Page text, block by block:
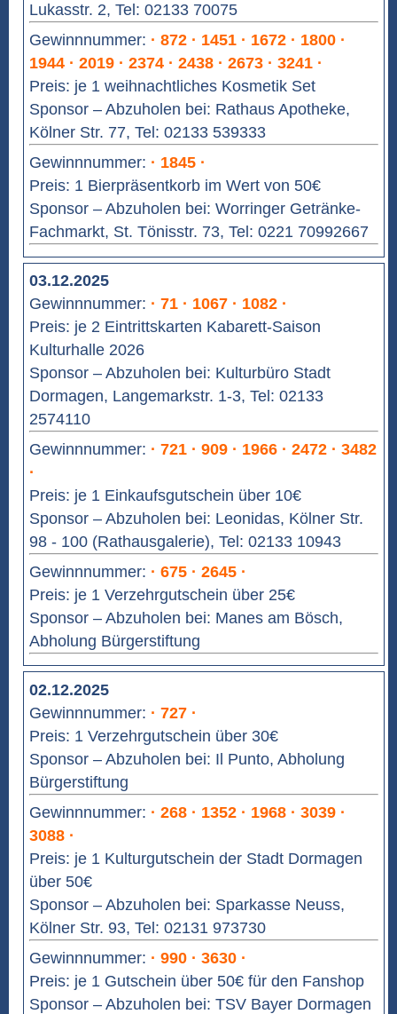
Lukasstr. 2, Tel: 02133 70075
Gewinnnummer: · 872 · 1451 · 1672 · 1800 ·
1944 · 2019 · 2374 · 2438 · 2673 · 3241 ·
Preis: je 1 weihnachtliches Kosmetik Set
Sponsor – Abzuholen bei: Rathaus Apotheke,
Kölner Str. 77, Tel: 02133 539333
Gewinnnummer: · 1845 ·
Preis: 1 Bierpräsentkorb im Wert von 50€
Sponsor – Abzuholen bei: Worringer Getränke-
Fachmarkt, St. Tönisstr. 73, Tel: 0221 70992667
03.12.2025
Gewinnnummer: · 71 · 1067 · 1082 ·
Preis: je 2 Eintrittskarten Kabarett-Saison
Kulturhalle 2026
Sponsor – Abzuholen bei: Kulturbüro Stadt
Dormagen, Langemarkstr. 1-3, Tel: 02133
2574110
Gewinnnummer: · 721 · 909 · 1966 · 2472 · 3482
·
Preis: je 1 Einkaufsgutschein über 10€
Sponsor – Abzuholen bei: Leonidas, Kölner Str.
98 - 100 (Rathausgalerie), Tel: 02133 10943
Gewinnnummer: · 675 · 2645 ·
Preis: je 1 Verzehrgutschein über 25€
Sponsor – Abzuholen bei: Manes am Bösch,
Abholung Bürgerstiftung
02.12.2025
Gewinnnummer: · 727 ·
Preis: 1 Verzehrgutschein über 30€
Sponsor – Abzuholen bei: Il Punto, Abholung
Bürgerstiftung
Gewinnnummer: · 268 · 1352 · 1968 · 3039 ·
3088 ·
Preis: je 1 Kulturgutschein der Stadt Dormagen
über 50€
Sponsor – Abzuholen bei: Sparkasse Neuss,
Kölner Str. 93, Tel: 02131 973730
Gewinnnummer: · 990 · 3630 ·
Preis: je 1 Gutschein über 50€ für den Fanshop
Sponsor – Abzuholen bei: TSV Bayer Dormagen